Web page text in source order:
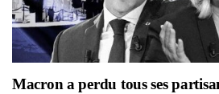
Macron a perdu tous ses